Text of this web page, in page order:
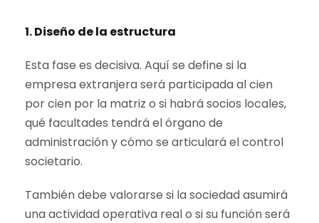
1. Diseño de la estructura
Esta fase es decisiva. Aquí se define si la
empresa extranjera será participada al cien
por cien por la matriz o si habrá socios locales,
qué facultades tendrá el órgano de
administración y cómo se articulará el control
societario.
También debe valorarse si la sociedad asumirá
una actividad operativa real o si su función será